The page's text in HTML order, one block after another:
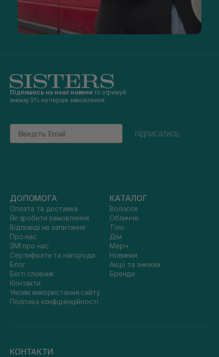
Підпишись на наші новини та отримуй
знижку 5% на перше замовлення
Email
підписатись
ДОПОМОГА
Оплата та доставка
Як зробити замовлення
Відповіді на запитання
Про нас
ЗМІ про нас
Сертифікати та нагороди
Блог
Бюті словник
Контакти
Умови використання сайту
Політика конфіденційності
КАТАЛОГ
Волосся
Обличчя
Тіло
Дім
Мерч
Новинки
Акції та знижки
Бренди
КОНТАКТИ